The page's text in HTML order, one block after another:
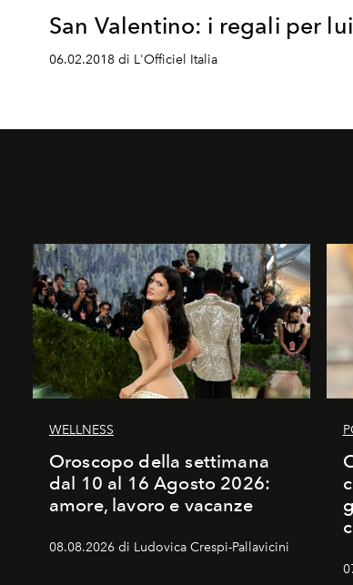
San Valentino: i regali per lui
06.02.2018 di L'Officiel Italia
WELLNESS
Oroscopo della settimana
dal 10 al 16 Agosto 2026:
amore, lavoro e vacanze
08.08.2026 di Ludovica Crespi-Pallavicini